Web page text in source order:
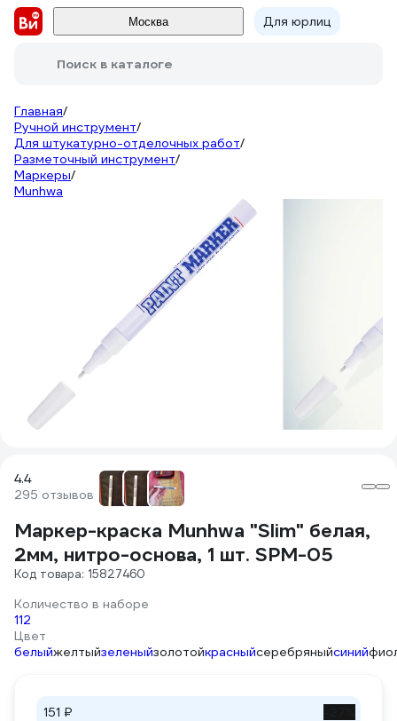
Москва Для юрлиц
Поиск в каталоге
Главная/
Ручной инструмент/
Для штукатурно-отделочных работ/
Разметочный инструмент/
Маркеры/
Munhwa
4.4
295 отзывов
Маркер-краска Munhwa "Slim" белая,
2мм, нитро-основа, 1 шт. SPM-05
Код товара: 15827460
Количество в наборе
112
Цвет
белыйжелтыйзеленыйзолотойкрасныйсеребряныйсиний
151 ₽